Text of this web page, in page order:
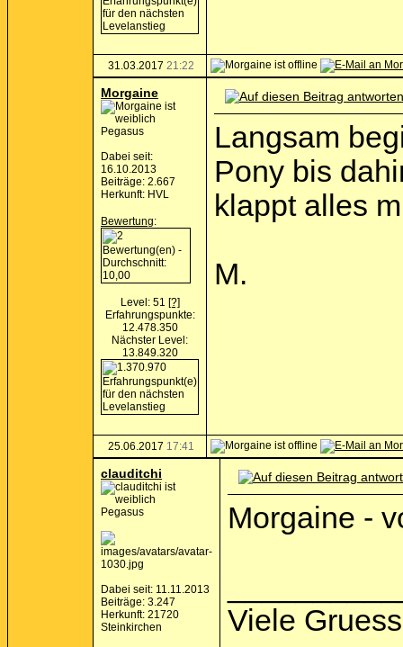
31.03.2017 21:22
Morgaine
Pegasus
Dabei seit:
16.10.2013
Beiträge: 2.667
Herkunft: HVL
Bewertung:
Level: 51 [?]
Erfahrungspunkte:
12.478.350
Nächster Level:
13.849.320
Langsam
Pony bis
klappt alles
M.
25.06.2017 17:41
clauditchi
Pegasus
Dabei seit: 11.11.2013
Beiträge: 3.247
Herkunft: 21720
Steinkirchen
Morgaine -
Viele